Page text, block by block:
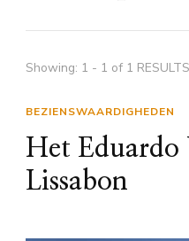
Showing: 1 - 1 of 1 RESULTS
BEZIENSWAARDIGHEDEN
Het
Lissabon